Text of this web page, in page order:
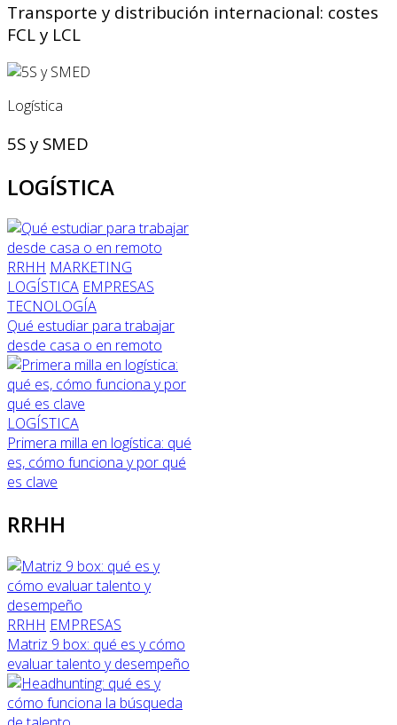
Transporte y distribución internacional: costes
FCL y LCL
Logística
5S y SMED
LOGÍSTICA
RRHH MARKETING
LOGÍSTICA EMPRESAS
TECNOLOGÍA
Qué estudiar para trabajar
desde casa o en remoto
LOGÍSTICA
Primera milla en logística: qué
es, cómo funciona y por qué
es clave
RRHH
RRHH EMPRESAS
Matriz 9 box: qué es y cómo
evaluar talento y desempeño